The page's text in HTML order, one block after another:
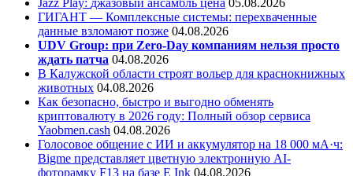
Jazz Play: джазовый ансамбль цена 05.08.2026
ГИГАНТ — Комплексные системы: перехваченные
данные взломают позже 04.08.2026
UDV Group: при Zero-Day компаниям нельзя просто
ждать патча 04.08.2026
В Калужской области строят вольер для краснокнижных
животных 04.08.2026
Как безопасно, быстро и выгодно обменять
криптовалюту в 2026 году: Полный обзор сервиса
Yaobmen.cash 04.08.2026
Голосовое общение с ИИ и аккумулятор на 18 000 мА·ч:
Bigme представляет цветную электронную AI-
фоторамку F13 на базе E Ink 04.08.2026